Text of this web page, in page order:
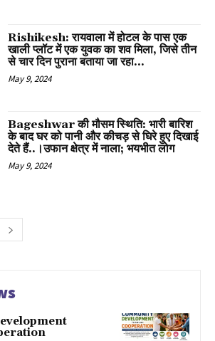
Rishikesh: रायवाला में होटल के पास एक
खाली प्लॉट में एक युवक का शव मिला, जिसे तीन
से चार दिन पुराना बताया जा रहा...
May 9, 2024
Bageshwar की मौसम स्थिति: भारी बारिश
के बाद घर को पानी और कीचड़ से घिरे हुए दिखाई
देते हैं..।उफान क्षेत्र में नाला; भयभीत लोग
May 9, 2024